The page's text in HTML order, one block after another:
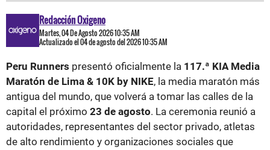
Redacción Oxigeno
Martes, 04 De Agosto 2026 10:35 AM
Actualizado el 04 de agosto del 2026 10:35 AM
Peru Runners presentó oficialmente la 117.ª KIA Media
Maratón de Lima & 10K by NIKE, la media maratón más
antigua del mundo, que volverá a tomar las calles de la
capital el próximo 23 de agosto. La ceremonia reunió a
autoridades, representantes del sector privado, atletas
de alto rendimiento y organizaciones sociales que